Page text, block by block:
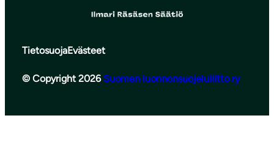
TietosuojaEvästeet
© Copyright 2026 Suomen luonnonsuojeluliitto ry